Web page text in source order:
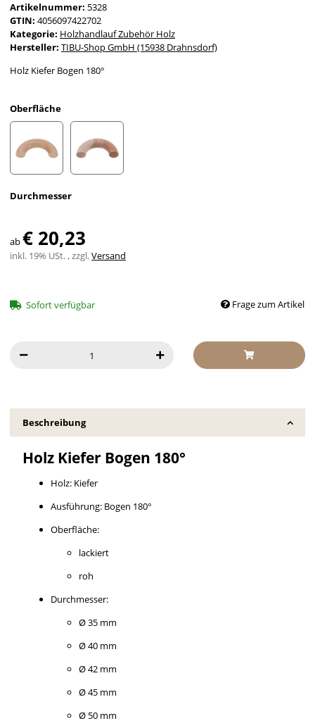
Artikelnummer: 5328
GTIN: 4056097422702
Kategorie: Holzhandlauf Zubehör Holz
Hersteller: TIBU-Shop GmbH (15938 Drahnsdorf)
Holz Kiefer Bogen 180°
Oberfläche
Durchmesser
ab€ 20,23
inkl. 19% USt. , zzgl.Versand
Sofort verfügbar Frage zum Artikel
Beschreibung
Holz Kiefer Bogen 180°
Holz: Kiefer
Ausführung: Bogen 180°
Oberfläche:
lackiert
roh
Durchmesser:
Ø 35 mm
Ø 40 mm
Ø 42 mm
Ø 45 mm
Ø 50 mm